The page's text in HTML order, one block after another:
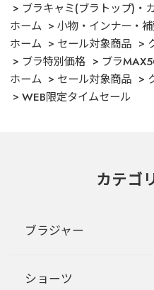
ブラキャミ(ブラトップ)・
ホーム
小物・インナー・
ホーム
セール対象商品
ブラ特別価格
ブラ
ホーム
セール対象商品
WEB限定タイムセール
カテゴ
ブラジャー
ショーツ